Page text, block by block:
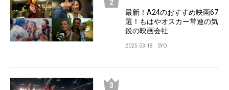
最新！A24のおすすめ映画67
選！もはやオスカー常連の気
鋭の映画会社
2025.03.18 SYO